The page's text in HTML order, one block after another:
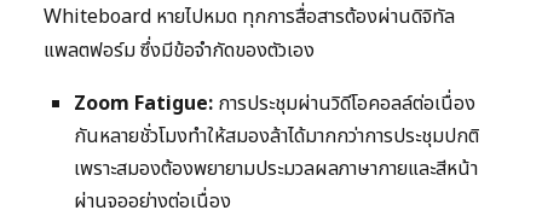
Whiteboard หายไปหมด ทุกการสื่อสารต้องผ่านดิจิทัล
แพลตฟอร์ม ซึ่งมีข้อจำกัดของตัวเอง
Zoom Fatigue: การประชุมผ่านวิดีโอคอลล์ต่อเนื่อง
กันหลายชั่วโมงทำให้สมองล้าได้มากกว่าการประชุมปกติ
เพราะสมองต้องพยายามประมวลผลภาษากายและสีหน้า
ผ่านจออย่างต่อเนื่อง